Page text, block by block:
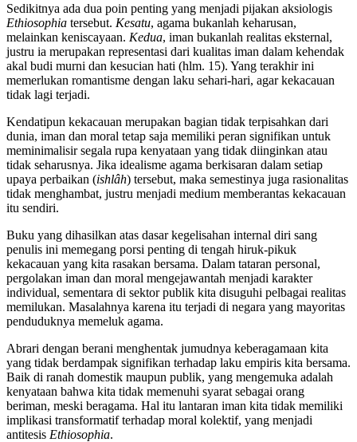
Sedikitnya ada dua poin penting yang menjadi pijakan aksiologis
Ethiosophia tersebut. Kesatu, agama bukanlah keharusan,
melainkan keniscayaan. Kedua, iman bukanlah realitas eksternal,
justru ia merupakan representasi dari kualitas iman dalam kehendak
akal budi murni dan kesucian hati (hlm. 15). Yang terakhir ini
memerlukan romantisme dengan laku sehari-hari, agar kekacauan
tidak lagi terjadi.
Kendatipun kekacauan merupakan bagian tidak terpisahkan dari
dunia, iman dan moral tetap saja memiliki peran signifikan untuk
meminimalisir segala rupa kenyataan yang tidak diinginkan atau
tidak seharusnya. Jika idealisme agama berkisaran dalam setiap
upaya perbaikan (ishlâh) tersebut, maka semestinya juga rasionalitas
tidak menghambat, justru menjadi medium memberantas kekacauan
itu sendiri.
Buku yang dihasilkan atas dasar kegelisahan internal diri sang
penulis ini memegang porsi penting di tengah hiruk-pikuk
kekacauan yang kita rasakan bersama. Dalam tataran personal,
pergolakan iman dan moral mengejawantah menjadi karakter
individual, sementara di sektor publik kita disuguhi pelbagai realitas
memilukan. Masalahnya karena itu terjadi di negara yang mayoritas
penduduknya memeluk agama.
Abrari dengan berani menghentak jumudnya keberagamaan kita
yang tidak berdampak signifikan terhadap laku empiris kita bersama.
Baik di ranah domestik maupun publik, yang mengemuka adalah
kenyataan bahwa kita tidak memenuhi syarat sebagai orang
beriman, meski beragama. Hal itu lantaran iman kita tidak memiliki
implikasi transformatif terhadap moral kolektif, yang menjadi
antitesis Ethiosophia.